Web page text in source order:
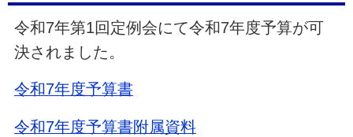
令和7年第1回定例会にて令和7年度予算が可
決されました。
令和7年度予算書
令和7年度予算書附属資料